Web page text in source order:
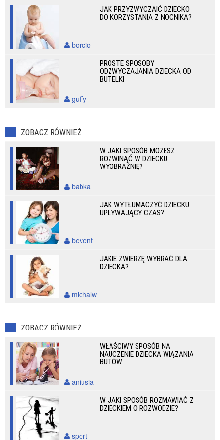
JAK PRZYZWYCZAIĆ DZIECKO
DO KORZYSTANIA Z NOCNIKA?
borcio
PROSTE SPOSOBY
ODZWYCZAJANIA DZIECKA OD
BUTELKI
guffy
ZOBACZ RÓWNIEŻ
W JAKI SPOSÓB MOŻESZ
ROZWINĄĆ W DZIECKU
WYOBRAŹNIĘ?
babka
JAK WYTŁUMACZYĆ DZIECKU
UPŁYWAJĄCY CZAS?
bevent
JAKIE ZWIERZĘ WYBRAĆ DLA
DZIECKA?
michalw
ZOBACZ RÓWNIEŻ
WŁAŚCIWY SPOSÓB NA
NAUCZENIE DZIECKA WIĄZANIA
BUTÓW
aniusia
W JAKI SPOSÓB ROZMAWIAĆ Z
DZIECKIEM O ROZWODZIE?
sport